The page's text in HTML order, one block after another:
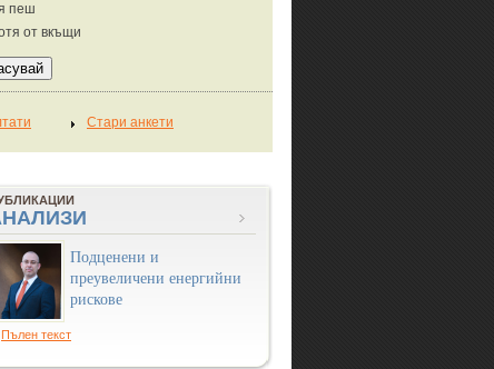
пеш
от вкъщи
Подценени и
преувеличени енергийни
рискове
Пълен текст